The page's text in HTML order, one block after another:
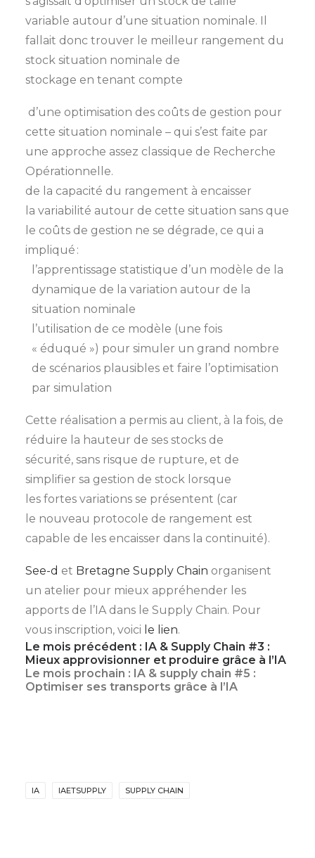
variable autour d’une situation nominale. Il
fallait donc trouver le meilleur rangement du
stock situation nominale de
stockage en tenant compte
d’une optimisation des coûts de gestion pour
cette situation nominale – qui s’est faite par
une approche assez classique de Recherche
Opérationnelle.
de la capacité du rangement à encaisser
la variabilité autour de cette situation sans que
le coûts de gestion ne se dégrade, ce qui a
impliqué :
l’apprentissage statistique d’un modèle de la
dynamique de la variation autour de la
situation nominale
l’utilisation de ce modèle (une fois
« éduqué ») pour simuler un grand nombre
de scénarios plausibles et faire l’optimisation
par simulation
Cette réalisation a permis au client, à la fois, de
réduire la hauteur de ses stocks de
sécurité, sans risque de rupture, et de
simplifier sa gestion de stock lorsque
les fortes variations se présentent (car
le nouveau protocole de rangement est
capable de les encaisser dans la continuité).
See-d et Bretagne Supply Chain organisent
un atelier pour mieux appréhender les
apports de l’IA dans le Supply Chain. Pour
vous inscription, voici le lien.
Le mois précédent : IA & Supply Chain #3 :
Mieux approvisionner et produire grâce à l’IA
Le mois prochain : IA & supply chain #5 :
Optimiser ses transports grâce à l’IA
IA IAETSUPPLY SUPPLY CHAIN